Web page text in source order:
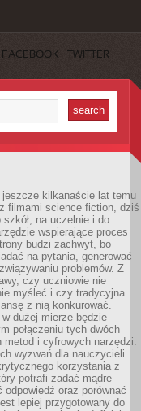
FACEBOOK TWITTER
kilkanaście lat temu
z filmami science fiction, dziś
na uczelnie i do
wspierające proces
budzi zachwyt, bo
na pytania, generować
problemów. Z
czy uczniowie nie
myśleć i czy tradycyjna
z nią konkurować.
dużej mierze będzie
połączeniu tych dwóch
i cyfrowych narzędzi.
wyzwań dla nauczycieli
korzystania z
potrafi zadać mądre
oraz porównać
lepiej przygotowany do